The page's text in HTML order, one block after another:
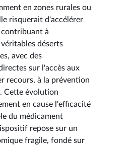
en zones rurales ou
risquerait d'accélérer
à
déserts
avec des
sur l'accès aux
recours, à la prévention
Cette évolution
en cause l'efficacité
du médicament
repose sur un
fragile, fondé sur